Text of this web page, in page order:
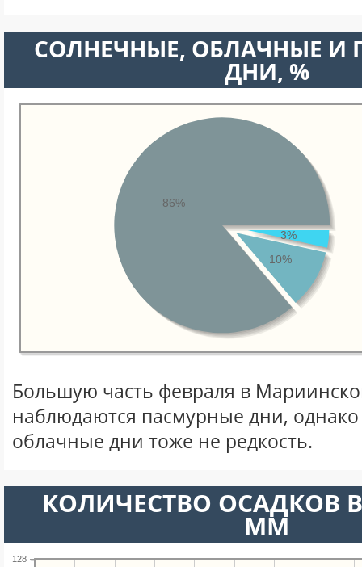
CОЛНЕЧНЫЕ, ОБЛАЧНЫЕ И
ДНИ, %
3%
10%
86%
Большую часть февраля в
наблюдаются пасмурные дни,
облачные дни тоже не редкость.
КОЛИЧЕСТВО ОСАДКОВ
ММ
128